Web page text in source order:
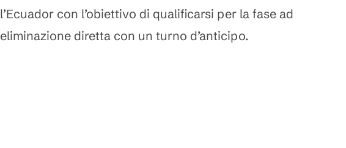
l’Ecuador con l’obiettivo di qualificarsi per la fase ad
eliminazione diretta con un turno d’anticipo.